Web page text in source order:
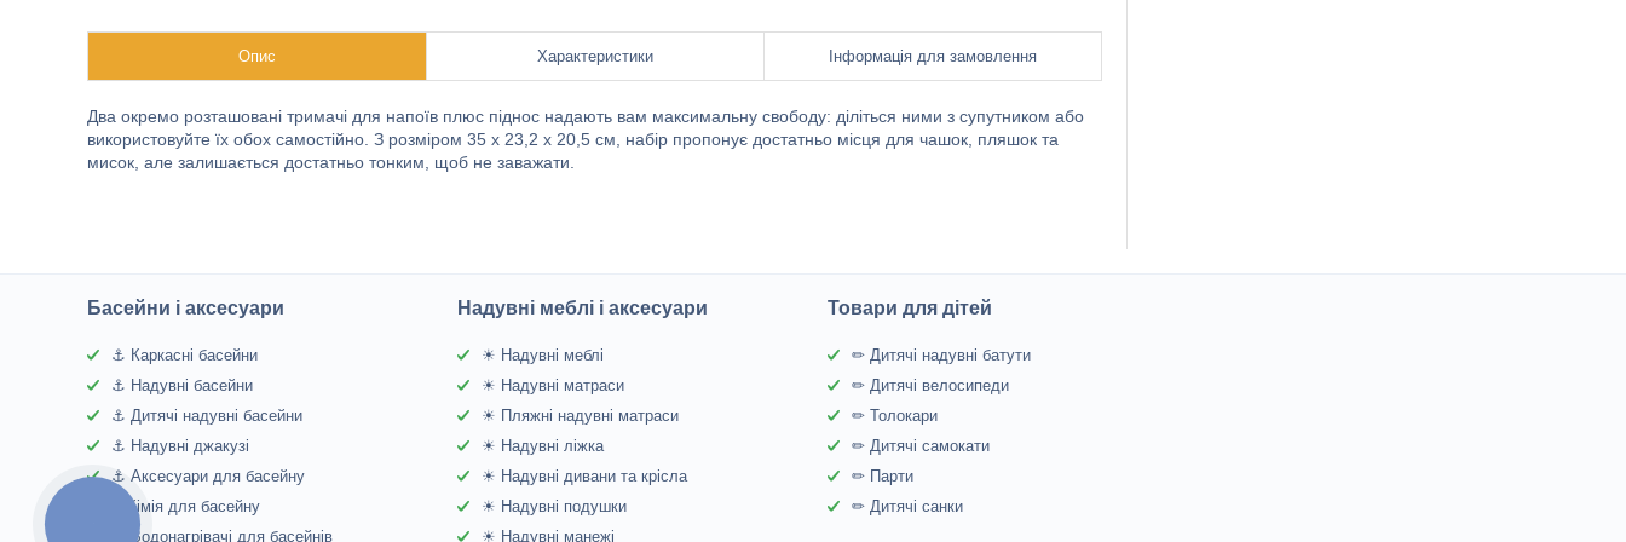
Опис Характеристики Інформація для замовлення
Два окремо розташовані тримачі для напоїв плюс піднос надають вам максимальну свободу: діліться ними з супутником або
використовуйте їх обох самостійно. З розміром 35 x 23,2 x 20,5 см, набір пропонує достатньо місця для чашок, пляшок та
мисок, але залишається достатньо тонким, щоб не заважати.
Басейни і аксесуари
⚓ Каркасні басейни
⚓ Надувні басейни
⚓ Дитячі надувні басейни
⚓ Надувні джакузі
⚓ Аксесуари для басейну
⚓Хімія для басейну
⚓ Водонагрівачі для басейнів
Надувні меблі і аксесуари
☀ Надувні меблі
☀ Надувні матраси
☀ Пляжні надувні матраси
☀ Надувні ліжка
☀ Надувні дивани та крісла
☀ Надувні подушки
☀ Надувні манежі
Товари для дітей
✏ Дитячі надувні батути
✏ Дитячі велосипеди
✏ Толокари
✏ Дитячі самокати
✏ Парти
✏ Дитячі санки